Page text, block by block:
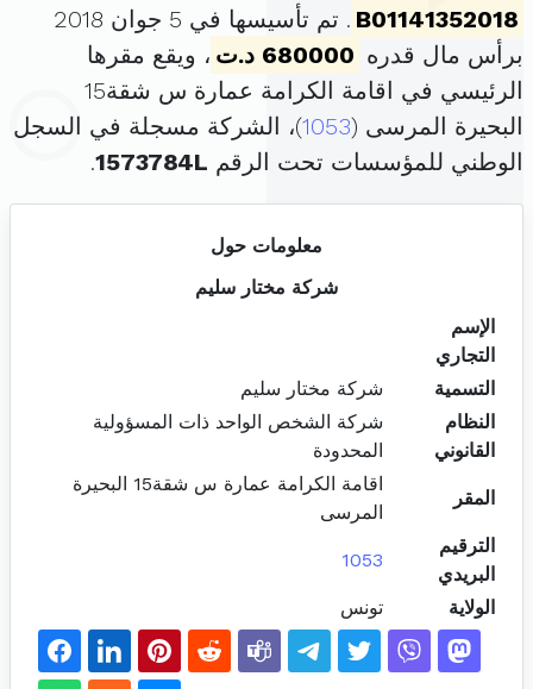
B01141352018
. تم تأسيسها في 5 جوان 2018
برأس مال قدره 680000 د.ت
، ويقع مقرها
الرئيسي في اقامة الكرامة عمارة س شقة15
البحيرة المرسى (1053)، الشركة مسجلة في السجل
الوطني للمؤسسات تحت الرقم 1573784L
.
معلومات حول
شركة مختار سليم
الإسم
التجاري
التسمية
شركة مختار سليم
النظام
القانوني
شركة الشخص الواحد ذات المسؤولية
المحدودة
المقر
اقامة الكرامة عمارة س شقة15 البحيرة
المرسى
الترقيم
البريدي
1053
الولاية تونس